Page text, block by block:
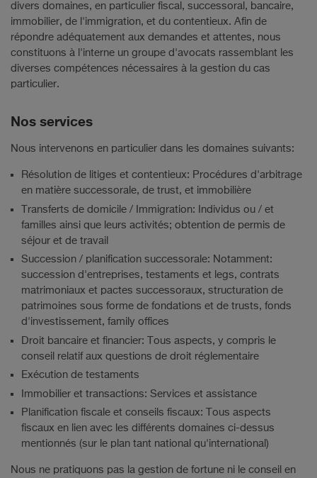
divers domaines, en particulier fiscal, successoral, bancaire,
immobilier, de l'immigration, et du contentieux. Afin de
répondre adéquatement aux demandes et attentes, nous
constituons à l'interne un groupe d'avocats rassemblant les
diverses compétences nécessaires à la gestion du cas
particulier.
Nos services
Nous intervenons en particulier dans les domaines suivants:
Résolution de litiges et contentieux: Procédures d'arbitrage
en matière successorale, de trust, et immobilière
Transferts de domicile / Immigration: Individus ou / et
familles ainsi que leurs activités; obtention de permis de
séjour et de travail
Succession / planification successorale: Notamment:
succession d'entreprises, testaments et legs, contrats
matrimoniaux et pactes successoraux, structuration de
patrimoines sous forme de fondations et de trusts, fonds
d'investissement, family offices
Droit bancaire et financier: Tous aspects, y compris le
conseil relatif aux questions de droit réglementaire
Exécution de testaments
Immobilier et transactions: Services et assistance
Planification fiscale et conseils fiscaux: Tous aspects
fiscaux en lien avec les différents domaines ci-dessus
mentionnés (sur le plan tant national qu'international)
Nous ne pratiquons pas la gestion de fortune ni le conseil en